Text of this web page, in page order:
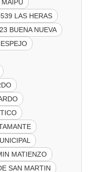
LAS HERAS
BUENA NUEVA
MATIENZO
SAN MARTIN